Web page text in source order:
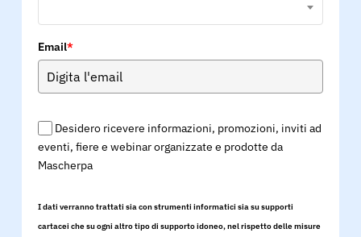
Email*
Desidero ricevere informazioni, promozioni, inviti ad
eventi, fiere e webinar organizzate e prodotte da
Mascherpa
I dati verranno trattati sia con strumenti informatici sia su supporti
cartacei che su ogni altro tipo di supporto idoneo, nel rispetto delle misure